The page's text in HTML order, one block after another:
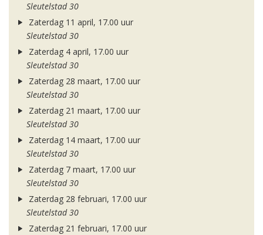
Sleutelstad 30
Zaterdag 11 april, 17.00 uur
Sleutelstad 30
Zaterdag 4 april, 17.00 uur
Sleutelstad 30
Zaterdag 28 maart, 17.00 uur
Sleutelstad 30
Zaterdag 21 maart, 17.00 uur
Sleutelstad 30
Zaterdag 14 maart, 17.00 uur
Sleutelstad 30
Zaterdag 7 maart, 17.00 uur
Sleutelstad 30
Zaterdag 28 februari, 17.00 uur
Sleutelstad 30
Zaterdag 21 februari, 17.00 uur